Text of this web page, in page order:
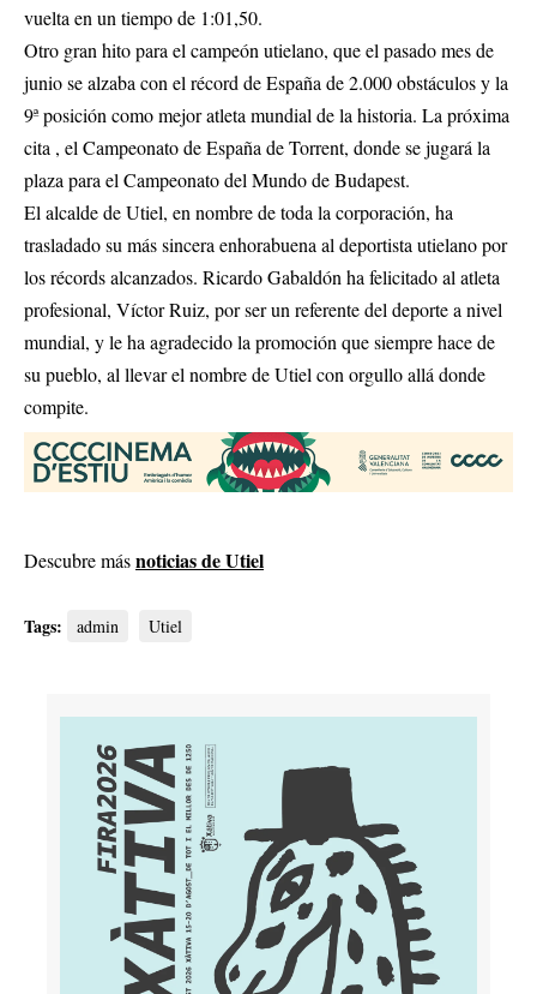
vuelta en un tiempo de 1:01,50.
Otro gran hito para el campeón utielano, que el pasado mes de
junio se alzaba con el récord de España de 2.000 obstáculos y la
9ª posición como mejor atleta mundial de la historia. La próxima
cita , el Campeonato de España de Torrent, donde se jugará la
plaza para el Campeonato del Mundo de Budapest.
El alcalde de Utiel, en nombre de toda la corporación, ha
trasladado su más sincera enhorabuena al deportista utielano por
los récords alcanzados. Ricardo Gabaldón ha felicitado al atleta
profesional, Víctor Ruiz, por ser un referente del deporte a nivel
mundial, y le ha agradecido la promoción que siempre hace de
su pueblo, al llevar el nombre de Utiel con orgullo allá donde
compite.
Descubre másnoticias de Utiel
Tags: admin Utiel